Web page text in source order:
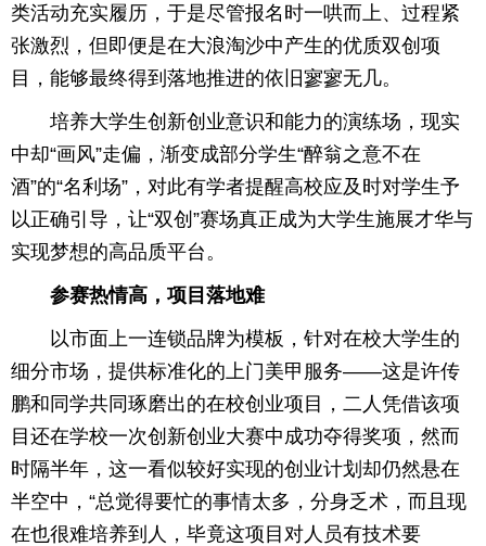
类活动充实履历，于是尽管报名时一哄而上、过程紧
张激烈，但即便是在大浪淘沙中产生的优质双创项
目，能够最终得到落地推进的依旧寥寥无几。
培养大学生创新创业意识和能力的演练场，现实
中却“画风”走偏，渐变成部分学生“醉翁之意不在
酒”的“名利场”，对此有学者提醒高校应及时对学生予
以正确引导，让“双创”赛场真正成为大学生施展才华与
实现梦想的高品质平台。
参赛热情高，项目落地难
以市面上一连锁品牌为模板，针对在校大学生的
细分市场，提供标准化的上门美甲服务——这是许传
鹏和同学共同琢磨出的在校创业项目，二人凭借该项
目还在学校一次创新创业大赛中成功夺得奖项，然而
时隔半年，这一看似较好实现的创业计划却仍然悬在
半空中，“总觉得要忙的事情太多，分身乏术，而且现
在也很难培养到人，毕竟这项目对人员有技术要